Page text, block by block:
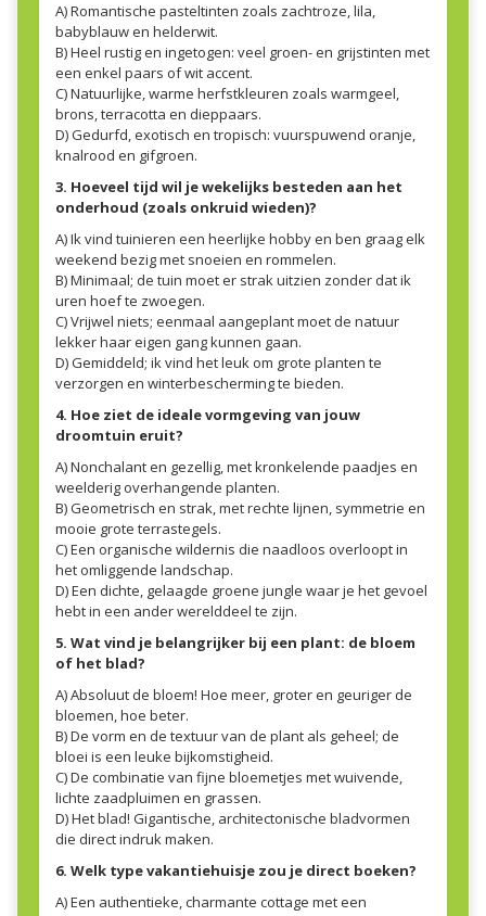
A) Romantische pasteltinten zoals zachtroze, lila,
babyblauw en helderwit.
B) Heel rustig en ingetogen: veel groen- en grijstinten met
een enkel paars of wit accent.
C) Natuurlijke, warme herfstkleuren zoals warmgeel,
brons, terracotta en dieppaars.
D) Gedurfd, exotisch en tropisch: vuurspuwend oranje,
knalrood en gifgroen.
3. Hoeveel tijd wil je wekelijks besteden aan het
onderhoud (zoals onkruid wieden)?
A) Ik vind tuinieren een heerlijke hobby en ben graag elk
weekend bezig met snoeien en rommelen.
B) Minimaal; de tuin moet er strak uitzien zonder dat ik
uren hoef te zwoegen.
C) Vrijwel niets; eenmaal aangeplant moet de natuur
lekker haar eigen gang kunnen gaan.
D) Gemiddeld; ik vind het leuk om grote planten te
verzorgen en winterbescherming te bieden.
4. Hoe ziet de ideale vormgeving van jouw
droomtuin eruit?
A) Nonchalant en gezellig, met kronkelende paadjes en
weelderig overhangende planten.
B) Geometrisch en strak, met rechte lijnen, symmetrie en
mooie grote terrastegels.
C) Een organische wildernis die naadloos overloopt in
het omliggende landschap.
D) Een dichte, gelaagde groene jungle waar je het gevoel
hebt in een ander werelddeel te zijn.
5. Wat vind je belangrijker bij een plant: de bloem
of het blad?
A) Absoluut de bloem! Hoe meer, groter en geuriger de
bloemen, hoe beter.
B) De vorm en de textuur van de plant als geheel; de
bloei is een leuke bijkomstigheid.
C) De combinatie van fijne bloemetjes met wuivende,
lichte zaadpluimen en grassen.
D) Het blad! Gigantische, architectonische bladvormen
die direct indruk maken.
6. Welk type vakantiehuisje zou je direct boeken?
A) Een authentieke, charmante cottage met een